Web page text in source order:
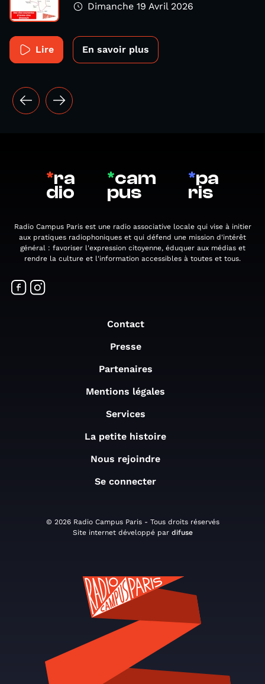
Dimanche 19 Avril 2026
Lire En savoir plus
*ra
dio
*cam
pus
*pa
ris
Radio Campus Paris est une radio associative locale qui vise à initier
aux pratiques radiophoniques et qui défend une mission d'intérêt
général : favoriser l'expression citoyenne, éduquer aux médias et
rendre la culture et l'information accessibles à toutes et tous.
Contact
Presse
Partenaires
Mentions légales
Services
La petite histoire
Nous rejoindre
Se connecter
© 2026 Radio Campus Paris - Tous droits réservés
Site internet développé par difuse